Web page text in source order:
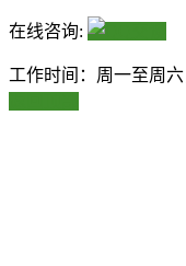
在线咨询:
工作时间：周一至周